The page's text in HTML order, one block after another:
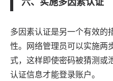
多因素认证是另一个有效的
性。网络管理员可以实施两
式，这样即使密码被猜测或
认证信息才能登录账户。